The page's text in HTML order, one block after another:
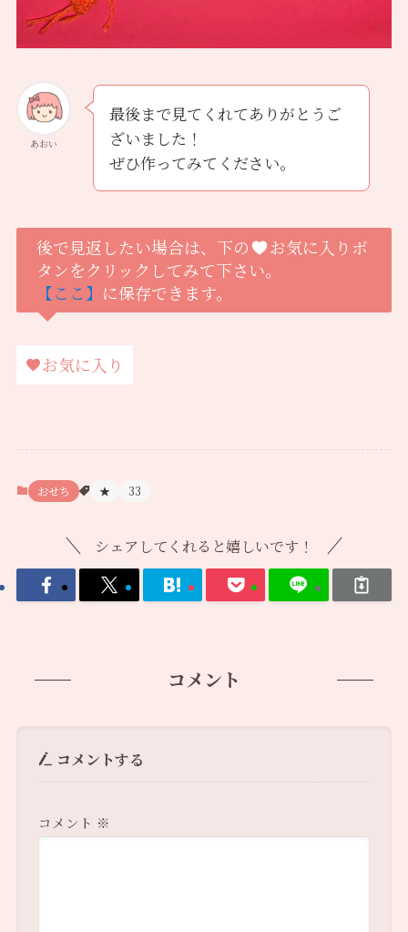
あおい
最後まで見てくれてありがとうご
ざいました！
ぜひ作ってみてください。
後で見返したい場合は、下の
お気に入りボ
タンをクリックしてみて下さい。
【ここ】 に保存できます。
お気に入り
おせち ★ 33
シェアしてくれると嬉しいです！
コメント
コメントする
コメント ※